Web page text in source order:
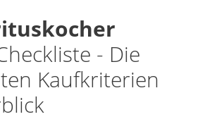
- Die
Kaufkriterien